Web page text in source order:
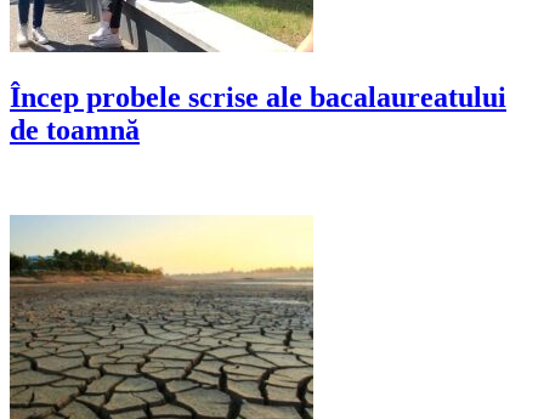
Încep probele scrise ale bacalaureatului
de toamnă